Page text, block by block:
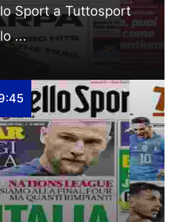
Sport a Tuttosport
...